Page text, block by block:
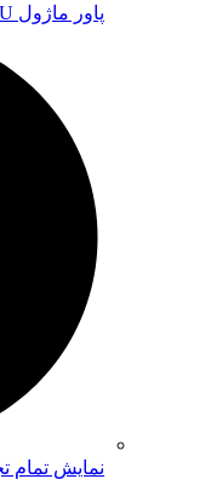
پاور ماژول PDU
نمایش تمام